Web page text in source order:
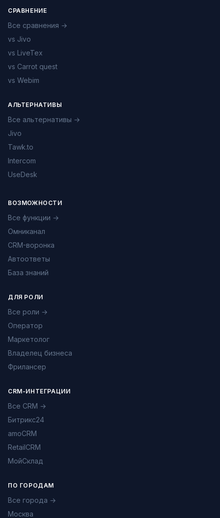
СРАВНЕНИЕ
Все сравнения →
vs Jivo
vs LiveTex
vs Carrot quest
vs Webim
АЛЬТЕРНАТИВЫ
Все альтернативы →
Jivo
Tawk.to
Intercom
UseDesk
ВОЗМОЖНОСТИ
Все функции →
Омниканал
CRM-воронка
Автоответы
База знаний
ДЛЯ РОЛИ
Все роли →
Оператор
Маркетолог
Владелец бизнеса
Фрилансер
CRM-ИНТЕГРАЦИИ
Все CRM →
Битрикс24
amoCRM
RetailCRM
МойСклад
ПО ГОРОДАМ
Все города →
Москва